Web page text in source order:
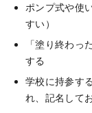
ポンプ式や使
すい）
「塗り終わっ
する
学校に持参す
れ、記名して